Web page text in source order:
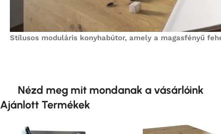
Stílusos moduláris konyhabútor, amely a magasfényű
Nézd meg mit mondanak a vásárlóink
Ajánlott Termékek